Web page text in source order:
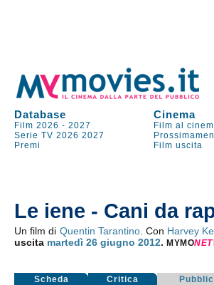
Database Cinema
Film 2026 -2027 Film al
Serie TV 2026 2027
Premi
Film uscita
Le iene - Cani da
Un film di Quentin Tarantino. Con Harvey
uscita martedì 26 giugno 2012.MYMONET
Scheda Critica